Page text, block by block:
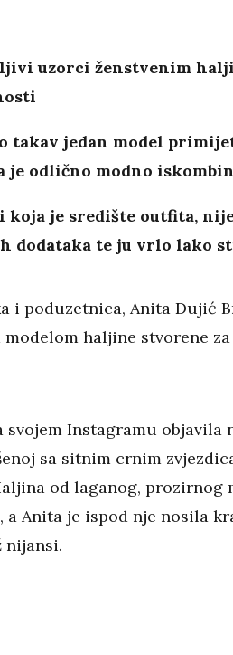
uzorci ženstvenim
takav jedan model
je odlično modno
koja je središte outfita,
dodataka te ju vrlo lako
i poduzetnica, Anita Dujić
haljine stvorene
svojem Instagramu
sa sitnim crnim
od laganog, prozirnog
a Anita je ispod nje nosila
nijansi.